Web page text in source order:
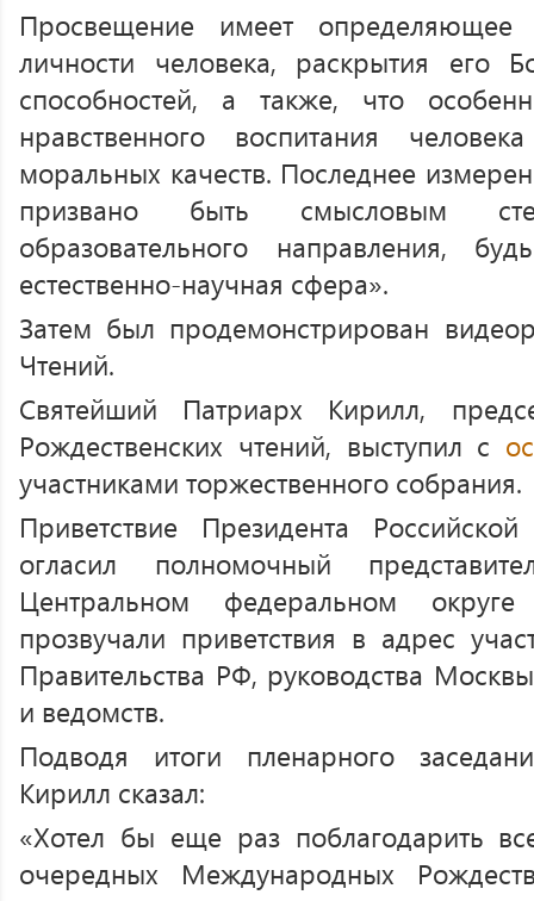
Просвещение имеет определяющее
личности человека, раскрытия его
способностей, а также, что
нравственного воспитания
моральных качеств. Последнее
призвано быть смысловым
образовательного направления,
естественно-научная сфера».
Затем был продемонстрирован
Чтений.
Святейший Патриарх Кирилл,
Рождественских чтений, выступил с
участниками торжественного собрания.
Приветствие Президента
огласил полномочный
Центральном федеральном
прозвучали приветствия в адрес
Правительства РФ, руководства
и ведомств.
Подводя итоги пленарного
Кирилл сказал:
«Хотел бы еще раз поблагодарить
очередных Международных